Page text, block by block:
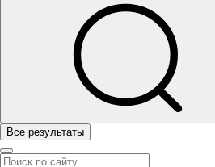
Все результаты